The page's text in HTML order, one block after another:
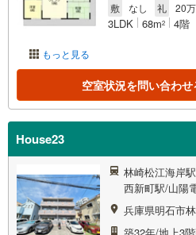
もっと見る
敷
なし 礼 20
3LDK 68m2 4階
空室状況を問い合わせ
House23
林崎松江海岸
西新町駅/山陽
兵庫県明石市